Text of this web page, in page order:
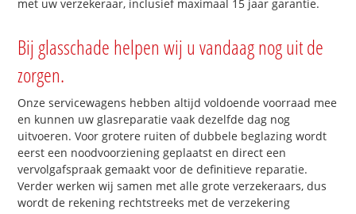
met uw verzekeraar, inclusief maximaal 15 jaar garantie.
Bij glasschade helpen wij u vandaag nog uit de
zorgen.
Onze servicewagens hebben altijd voldoende voorraad mee
en kunnen uw glasreparatie vaak dezelfde dag nog
uitvoeren. Voor grotere ruiten of dubbele beglazing wordt
eerst een noodvoorziening geplaatst en direct een
vervolgafspraak gemaakt voor de definitieve reparatie.
Verder werken wij samen met alle grote verzekeraars, dus
wordt de rekening rechtstreeks met de verzekering